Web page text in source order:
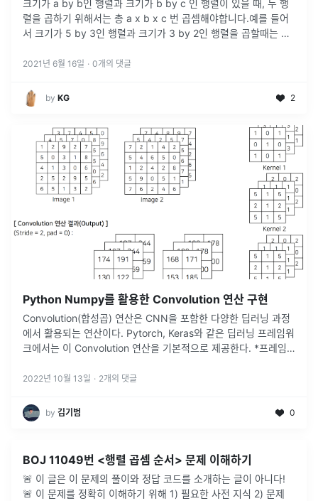
크기가 a by b인 행렬과 크기가 b by c 인 행렬이 있을 때, 두 행
렬을 곱하기 위해서는 총 a x b x c 번 곱셈해야합니다.예를 들어
서 크기가 5 by 3인 행렬과 크기가 3 by 2인 행렬을 곱할때는 총
2021년 6월 16일 · 0개의 댓글
by KG 2
Python Numpy를 활용한 Convolution 연산 구현
Convolution(합성곱) 연산은 CNN을 포함한 다양한 딥러닝 과정
에서 활용되는 연산이다. Pytorch, Keras와 같은 딥러닝 프레임워
크에서는 이 Convolution 연산을 기본적으로 제공한다. *프레임
2022년 10월 13일 · 2개의 댓글
by 김기범 0
BOJ 11049번 <행렬 곱셈 순서> 문제 이해하기
🚨 이 글은 이 문제의 풀이와 정답 코드를 소개하는 글이 아니다!
🚨 이 문제를 정확히 이해하기 위해 1) 필요한 사전 지식 2) 문제